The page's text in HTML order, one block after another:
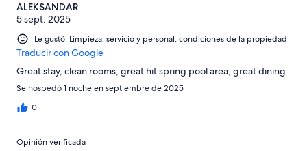
ALEKSANDAR
5 sept. 2025
Le gustó: Limpieza, servicio y personal, condiciones de la propiedad
Traducir con Google
Great stay, clean rooms, great hit spring pool area, great dining
Se hospedó 1 noche en septiembre de 2025
0
Opinión verificada